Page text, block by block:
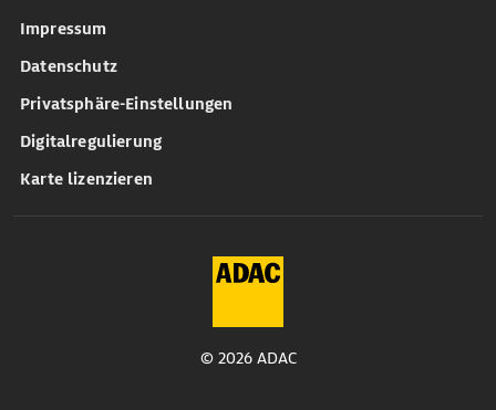
Impressum
Datenschutz
Privatsphäre-Einstellungen
Digitalregulierung
Karte lizenzieren
© 2026 ADAC